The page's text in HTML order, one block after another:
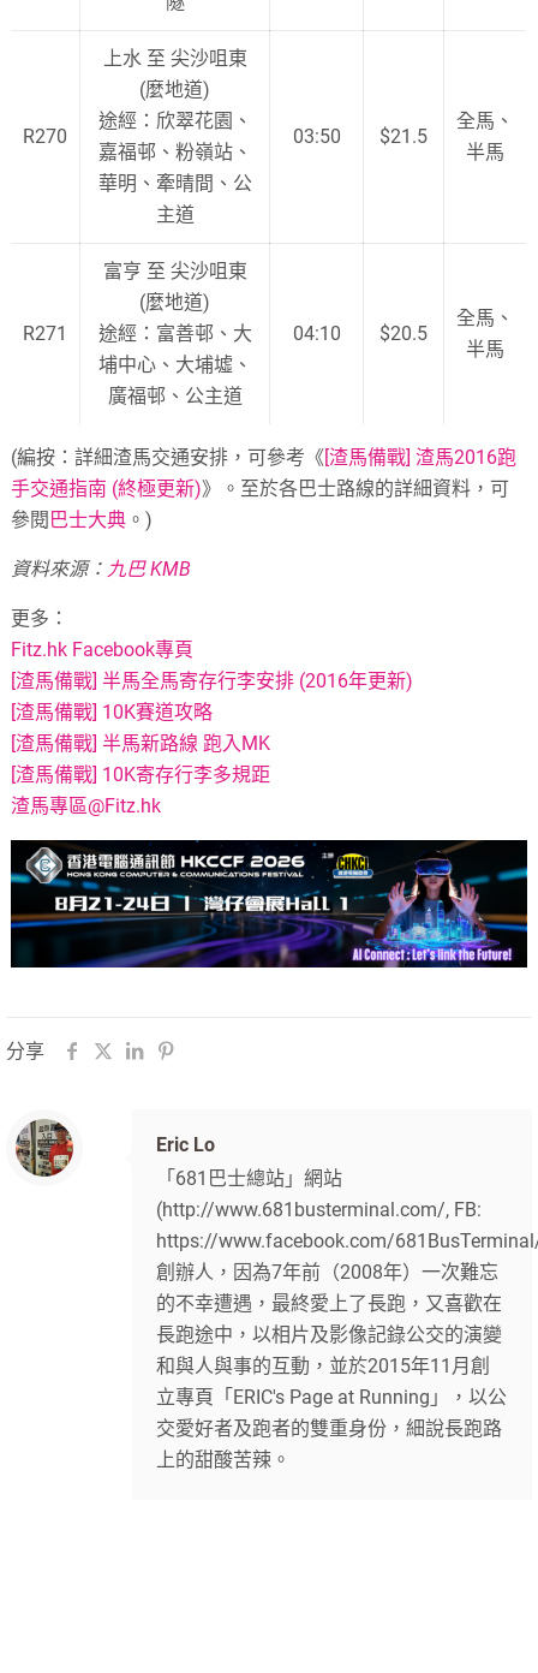
R270
上水 至 尖沙咀東
(麼地道)
途經：欣翠花園、
嘉福邨、粉嶺站、
華明、牽晴間、公
主道
03:50 $21.5
全馬、
半馬
R271
富亨 至 尖沙咀東
(麼地道)
途經：富善邨、大
埔中心、大埔墟、
廣福邨、公主道
04:10 $20.5
全馬、
半馬
(編按：詳細渣馬交通安排，可參考《[渣馬備戰] 渣馬2016跑
手交通指南 (終極更新)》。至於各巴士路線的詳細資料，可
參閱 巴士大典 。)
資料來源： 九巴 KMB
更多：
Fitz.hk Facebook專頁
[渣馬備戰] 半馬全馬寄存行李安排 (2016年更新)
[渣馬備戰] 10K賽道攻略
[渣馬備戰] 半馬新路線 跑入MK
[渣馬備戰] 10K寄存行李多規距
渣馬專區@Fitz.hk
分享
Eric Lo
「681巴士總站」網站
(http://www.681busterminal.com/, FB:
https://www.facebook.com/
創辦人，因為7年前（2008年）一次難忘
的不幸遭遇，最終愛上了長跑，又喜歡在
長跑途中，以相片及影像記錄公交的演變
和與人與事的互動，並於2015年11月創
立專頁「ERIC's Page at Running」，以公
交愛好者及跑者的雙重身份，細說長跑路
上的甜酸苦辣。